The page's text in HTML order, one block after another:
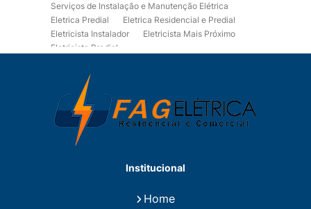
Serviços de Instalação e Manutenção Elétrica
Eletrica Predial
Eletrica Residencial e Predial
Eletricista Instalador
Eletricista Mais Próximo
Eletricista Predial
Eletricista Residencial
Eletricista Residencial E Predial
Eletricistas de Manutenção
Empresa de Instalações Elétricas
Empresa de Manutenção Eletrica
Empresa de Prestação de Serviços Eletricos
Fiação para Instalação Eletrica Residencial
Instalação de Energia Solar Residencial Preço
Institucional
Home